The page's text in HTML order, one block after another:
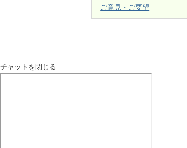
ご意見・ご要望
チャットを閉じる